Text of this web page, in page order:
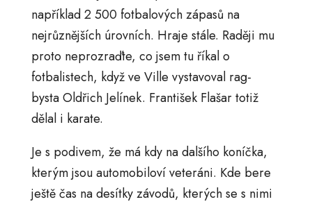
například 2 500 fotbalových zápasů na
nejrůznějších úrovních. Hraje stále. Raději mu
proto neprozraďte, co jsem tu říkal o
fotbalistech, když ve Ville vystavoval rag-
bysta Oldřich Jelínek. František Flašar totiž
dělal i karate.
Je s podivem, že má kdy na dalšího koníčka,
kterým jsou automobiloví veteráni. Kde bere
ještě čas na desítky závodů, kterých se s nimi